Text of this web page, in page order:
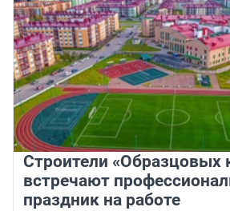
Строители «Образцовых
встречают
праздник на работе